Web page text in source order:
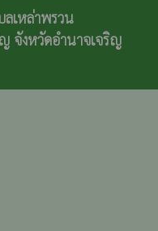
ลเหล่าพรวน
จังหวัดอำนาจเจริญ